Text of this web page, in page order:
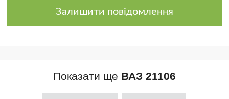
Залишити повідомлення
Показати ще ВАЗ 21106